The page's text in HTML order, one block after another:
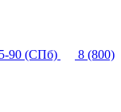
90 (СПб)
8 (800)